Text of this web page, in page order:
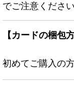
でご注意ください
【カードの梱包
初めてご購入の